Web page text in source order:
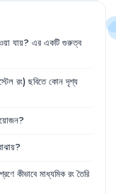
যায়? এর একটি গুরুত্ব
রং) ছবিতে কোন দৃশ্য
?
?
কীভাবে মাধ্যমিক রং তৈরি